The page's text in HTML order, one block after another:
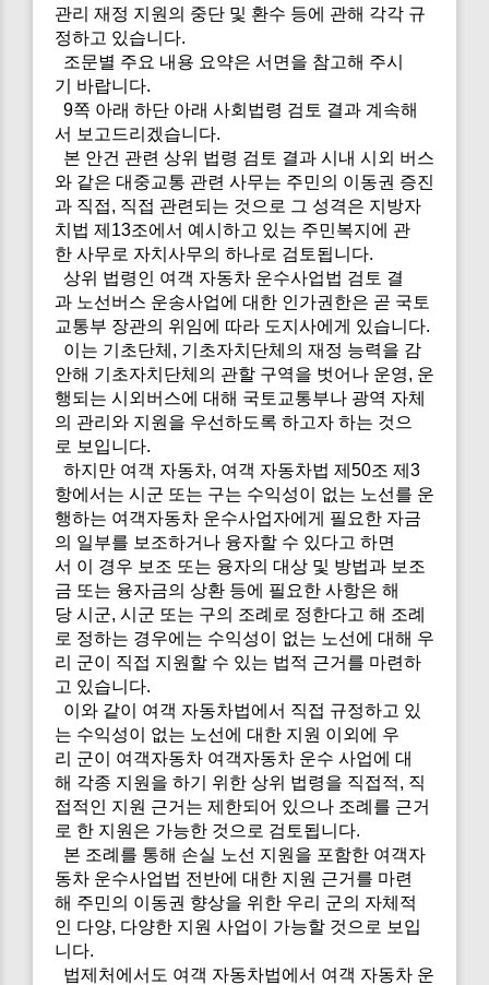
관리 재정 지원의 중단 및 환수 등에 관해 각각 규
정하고 있습니다.
조문별 주요 내용 요약은 서면을 참고해 주시
기 바랍니다.
9쪽 아래 하단 아래 사회법령 검토 결과 계속해
서 보고드리겠습니다.
본 안건 관련 상위 법령 검토 결과 시내 시외 버스
와 같은 대중교통 관련 사무는 주민의 이동권 증진
과 직접, 직접 관련되는 것으로 그 성격은 지방자
치법 제13조에서 예시하고 있는 주민복지에 관
한 사무로 자치사무의 하나로 검토됩니다.
상위 법령인 여객 자동차 운수사업법 검토 결
과 노선버스 운송사업에 대한 인가권한은 곧 국토
교통부 장관의 위임에 따라 도지사에게 있습니다.
이는 기초단체, 기초자치단체의 재정 능력을 감
안해 기초자치단체의 관할 구역을 벗어나 운영, 운
행되는 시외버스에 대해 국토교통부나 광역 자체
의 관리와 지원을 우선하도록 하고자 하는 것으
로 보입니다.
하지만 여객 자동차, 여객 자동차법 제50조 제3
항에서는 시군 또는 구는 수익성이 없는 노선를 운
행하는 여객자동차 운수사업자에게 필요한 자금
의 일부를 보조하거나 융자할 수 있다고 하면
서 이 경우 보조 또는 융자의 대상 및 방법과 보조
금 또는 융자금의 상환 등에 필요한 사항은 해
당 시군, 시군 또는 구의 조례로 정한다고 해 조례
로 정하는 경우에는 수익성이 없는 노선에 대해 우
리 군이 직접 지원할 수 있는 법적 근거를 마련하
고 있습니다.
이와 같이 여객 자동차법에서 직접 규정하고 있
는 수익성이 없는 노선에 대한 지원 이외에 우
리 군이 여객자동차 여객자동차 운수 사업에 대
해 각종 지원을 하기 위한 상위 법령을 직접적, 직
접적인 지원 근거는 제한되어 있으나 조례를 근거
로 한 지원은 가능한 것으로 검토됩니다.
본 조례를 통해 손실 노선 지원을 포함한 여객자
동차 운수사업법 전반에 대한 지원 근거를 마련
해 주민의 이동권 향상을 위한 우리 군의 자체적
인 다양, 다양한 지원 사업이 가능할 것으로 보입
니다.
법제처에서도 여객 자동차법에서 여객 자동차 운